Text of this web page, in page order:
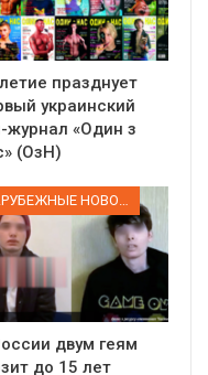
празднует
украинский
журнал «Один з
(ОзН)
двум геям
до 15 лет